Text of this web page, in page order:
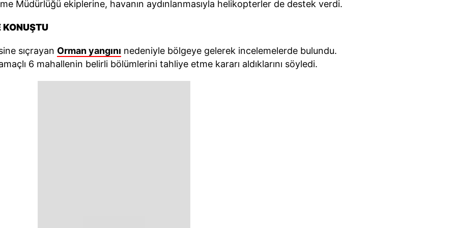
Müdürlüğü ekiplerine, havanın aydınlanmasıyla helikopterler de destek verdi.
KONUŞTU
sıçrayan Orman yangını nedeniyle bölgeye gelerek incelemelerde bulundu.
6 mahallenin belirli bölümlerini tahliye etme kararı aldıklarını söyledi.